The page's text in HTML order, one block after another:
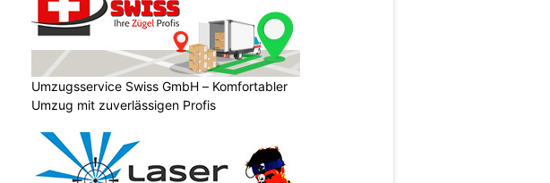
Umzugsservice Swiss GmbH – Komfortabler
Umzug mit zuverlässigen Profis